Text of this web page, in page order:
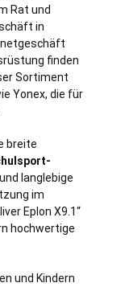
Rat und
in
finden
Sortiment
Yonex, die für
breite
langlebige
im
Eplon X9.1“
hochwertige
und Kindern